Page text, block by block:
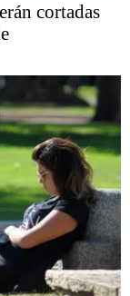
cortadas